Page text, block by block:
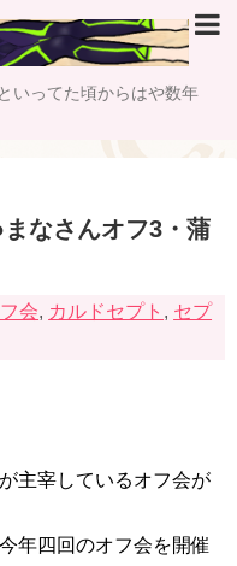
いってた頃からはや数年
なさんオフ3・蒲
会, カルドセプト , セプ
主宰しているオフ会が
年四回のオフ会を開催